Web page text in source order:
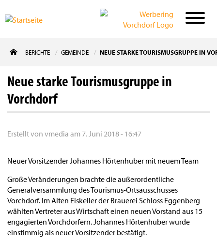
zum
BERICHTE GEMEINDE NEUE STARKE TOURISMUSGRUPPE IN
Neue starke Tourismusgruppe in
Vorchdorf
Erstellt von vmedia am 7. Juni 2018 - 16:47
Neuer Vorsitzender Johannes Hörtenhuber mit neuem Team
Große Veränderungen brachte die außerordentliche
Generalversammlung des Tourismus-Ortsausschusses
Vorchdorf. Im Alten Eiskeller der Brauerei Schloss Eggenberg
wählten Vertreter aus Wirtschaft einen neuen Vorstand aus 15
engagierten Vorchdorfern. Johannes Hörtenhuber wurde
einstimmig als neuer Vorsitzender bestätigt.